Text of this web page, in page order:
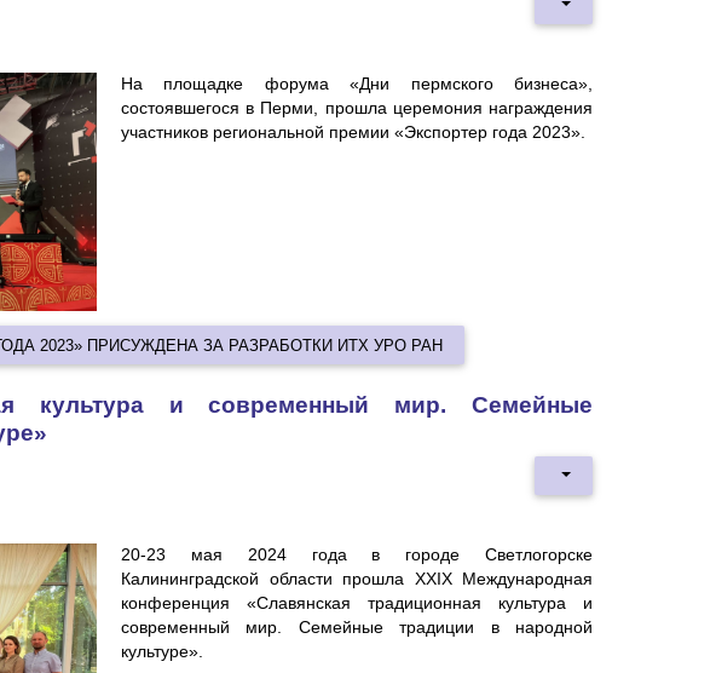
На площадке форума «Дни пермского бизнеса»,
состоявшегося в Перми, прошла церемония награждения
участников региональной премии «Экспортер года 2023».
2023» ПРИСУЖДЕНА ЗА РАЗРАБОТКИ ИТХ УРО РАН
культура и современный мир. Семейные
20-23 мая 2024 года в городе Светлогорске
Калининградской области прошла XXIX Международная
конференция «Славянская традиционная культура и
современный мир. Семейные традиции в народной
культуре».